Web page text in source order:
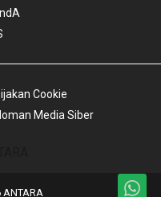
Cookie
Media Siber